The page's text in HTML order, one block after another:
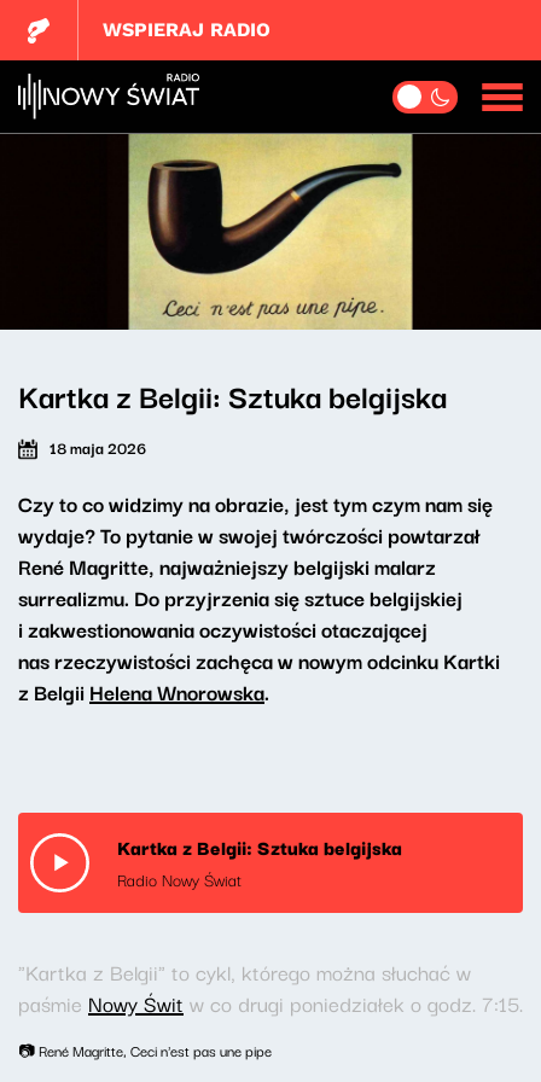
WSPIERAJ RADIO
Kartka z Belgii: Sztuka belgijska
18 maja 2026
Czy to co widzimy na obrazie, jest tym czym nam się
wydaje? To pytanie w swojej twórczości powtarzał
René Magritte, najważniejszy belgijski malarz
surrealizmu. Do przyjrzenia się sztuce belgijskiej
i zakwestionowania oczywistości otaczającej
nas rzeczywistości zachęca w nowym odcinku Kartki
z Belgii Helena Wnorowska.
Kartka z Belgii: Sztuka belgijska
Radio Nowy Świat
"Kartka z Belgii" to cykl, którego można słuchać w
paśmie Nowy Świt w co drugi poniedziałek o godz. 7:15.
📷 René Magritte, Ceci n'est pas une pipe